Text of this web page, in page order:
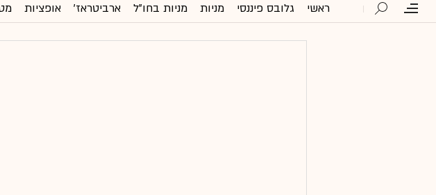
ראשי גלובס פיננסי מניות מניות בחו"ל ארביטראז' אופציות